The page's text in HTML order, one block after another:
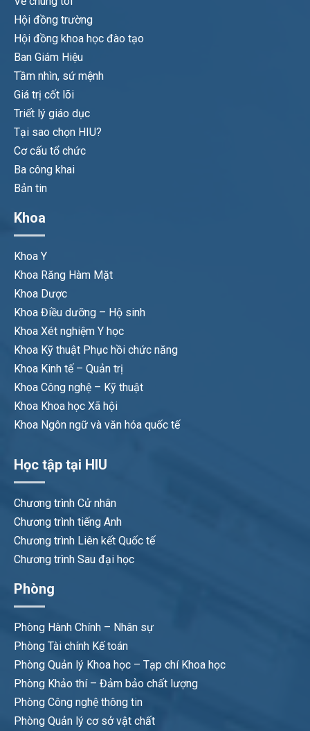
Hội đồng trường
Hội đồng khoa học đào tạo
Ban Giám Hiệu
Tầm nhìn, sứ mệnh
Giá trị cốt lõi
Triết lý giáo dục
Tại sao chọn HIU?
Cơ cấu tổ chức
Ba công khai
Bản tin
Khoa
Khoa Y
Khoa Răng Hàm Mặt
Khoa Dược
Khoa Điều dưỡng – Hộ sinh
Khoa Xét nghiệm Y học
Khoa Kỹ thuật Phục hồi chức năng
Khoa Kinh tế – Quản trị
Khoa Công nghệ – Kỹ thuật
Khoa Khoa học Xã hội
Khoa Ngôn ngữ và văn hóa quốc tế
Học tập tại HIU
Chương trình Cử nhân
Chương trình tiếng Anh
Chương trình Liên kết Quốc tế
Chương trình Sau đại học
Phòng
Phòng Hành Chính – Nhân sự
Phòng Tài chính Kế toán
Phòng Quản lý Khoa học – Tạp chí Khoa học
Phòng Khảo thí – Đảm bảo chất lượng
Phòng Công nghệ thông tin
Phòng Quản lý cơ sở vật chất